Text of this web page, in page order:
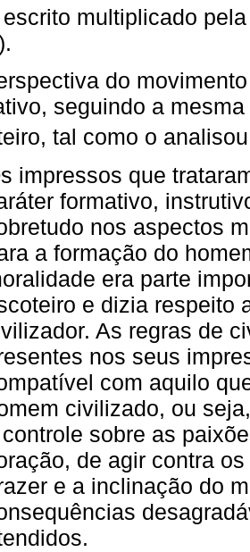
multiplicado
do
seguindo a
tal como o
impressos que
formativo,
nos aspectos
a formação do
era parte
e dizia respeito
As regras de
nos seus
com aquilo
civilizado, ou
sobre as
de agir contra
e a inclinação do